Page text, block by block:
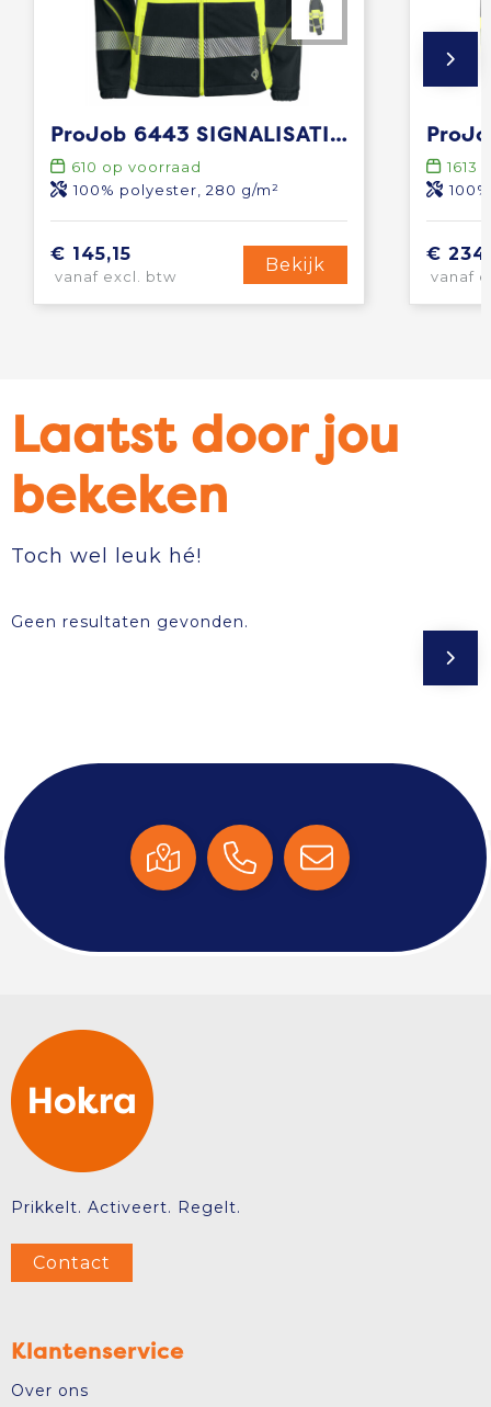
ProJob 6443 SIGNALISATIESOFTSHELL EN ISO 20471 KLASSE 1
610 op voorraad
100% polyester, 280 g/m²
€ 145,15
vanaf excl. btw
Bekijk
1613
€
vanaf
Laatst door jou
bekeken
Toch wel leuk hé!
Geen resultaten gevonden.
Prikkelt. Activeert. Regelt.
Contact
Klantenservice
Over ons